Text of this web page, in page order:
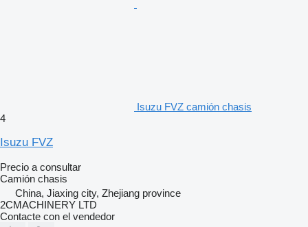
Isuzu FVZ camión chasis
4
Isuzu FVZ
Precio a consultar
Camión chasis
China, Jiaxing city, Zhejiang province
2CMACHINERY LTD
Contacte con el vendedor